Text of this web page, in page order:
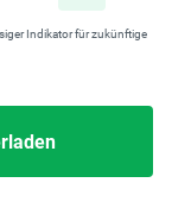
Indikator für zukünftige